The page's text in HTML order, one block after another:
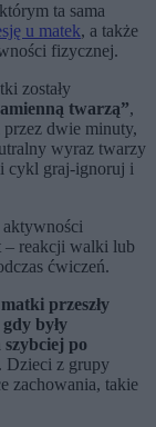
ta sama
u matek, a także
fizycznej.
zostały
twarzą”,
dwie minuty,
wyraz twarzy
cykl graj-ignoruj i
– reakcji walki lub
ćwiczeń.
przeszły
były
szybciej po
Dzieci z grupy
zachowania, takie